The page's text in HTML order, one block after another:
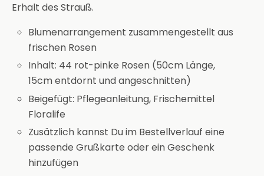
Erhalt des Strauß.
Blumenarrangement zusammengestellt aus
frischen Rosen
Inhalt: 44 rot-pinke Rosen (50cm Länge,
15cm entdornt und angeschnitten)
Beigefügt: Pflegeanleitung, Frischemittel
Floralife
Zusätzlich kannst Du im Bestellverlauf eine
passende Grußkarte oder ein Geschenk
hinzufügen